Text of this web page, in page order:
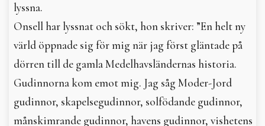
lyssna.
Onsell har lyssnat och sökt, hon skriver: ”En helt ny
värld öppnade sig för mig när jag först gläntade på
dörren till de gamla Medelhavsländernas historia.
Gudinnorna kom emot mig. Jag såg Moder-Jord
gudinnor, skapelsegudinnor, solfödande gudinnor,
månskimrande gudinnor, havens gudinnor, vishetens